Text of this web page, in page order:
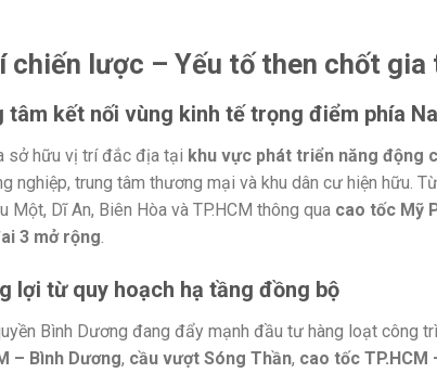
chiến lược – Yếu tố then chốt gia
tâm kết nối vùng kinh tế trọng điểm phía
sở hữu vị trí đắc địa tại khu vực phát triển năng động
nghiệp, trung tâm thương mại và khu dân cư hiện hữu.
Một, Dĩ An, Biên Hòa và TP.HCM thông qua cao tốc Mỹ
3 mở rộng
lợi từ quy hoạch hạ tầng đồng bộ
Bình Dương đang đẩy mạnh đầu tư hàng loạt công
– Bình Dương, cầu vượt Sóng Thần, cao tốc TP.HCM